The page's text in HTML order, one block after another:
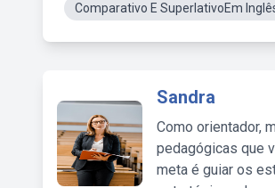
Comparativo E SuperlativoEm
Sandra
Como orientador,
pedagógicas que
meta é guiar os